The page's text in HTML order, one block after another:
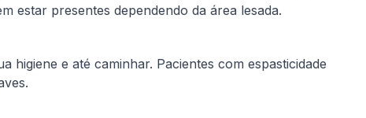
estar presentes dependendo da área lesada.
higiene e até caminhar. Pacientes com espasticidade